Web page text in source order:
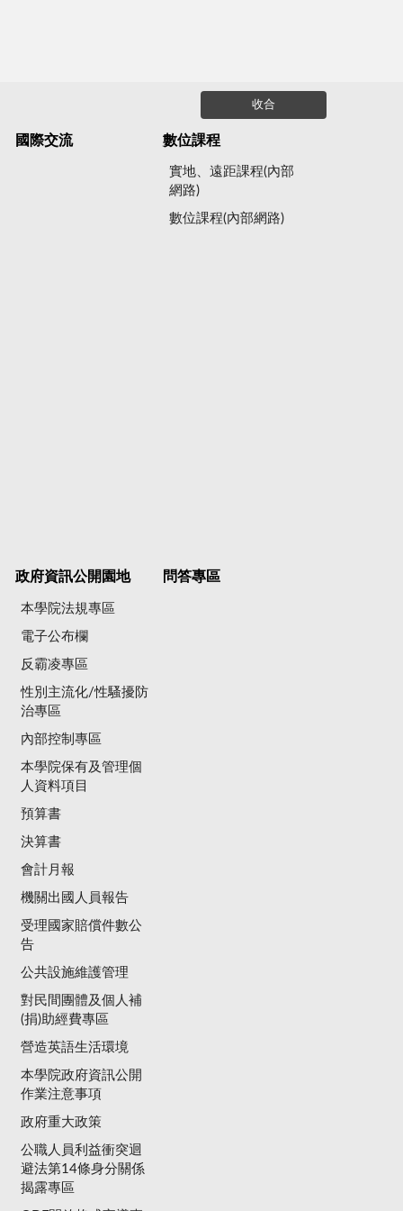
收合
國際交流 數位課程
實地、遠距課程(內部
網路)
數位課程(內部網路)
政府資訊公開園地
本學院法規專區
電子公布欄
反霸凌專區
性別主流化/性騷擾防
治專區
內部控制專區
本學院保有及管理個
人資料項目
預算書
決算書
會計月報
機關出國人員報告
受理國家賠償件數公
告
公共設施維護管理
對民間團體及個人補
(捐)助經費專區
營造英語生活環境
本學院政府資訊公開
作業注意事項
政府重大政策
公職人員利益衝突迴
避法第14條身分關係
揭露專區
問答專區